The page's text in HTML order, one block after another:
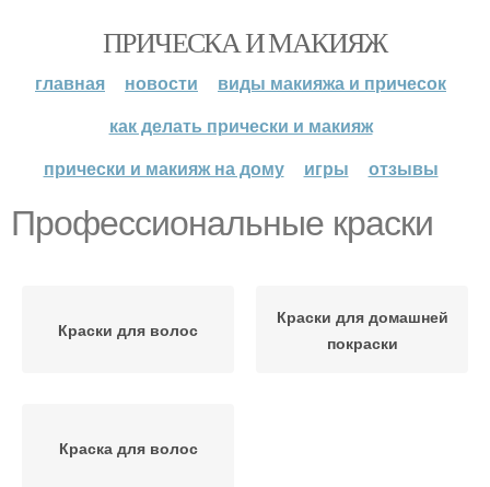
ПРИЧЕСКА И МАКИЯЖ
главная новости
виды макияжа и причесок
как делать прически и макияж
прически и макияж на дому
игры отзывы
Профессиональные краски
Краски для волос
Краски для домашней
покраски
Краска для волос